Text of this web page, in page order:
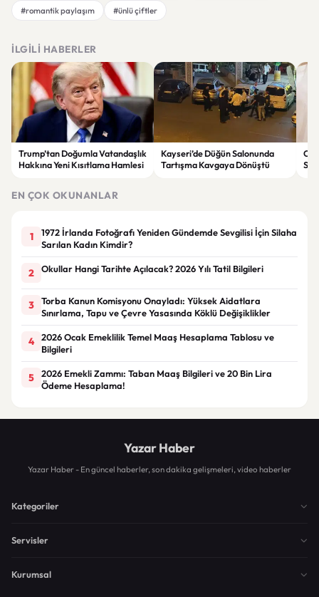
#romantik paylaşım
#ünlü çiftler
İLGILI HABERLER
Trump’tan Doğumla Vatandaşlık
Hakkına Yeni Kısıtlama Hamlesi
Kayseri’de Düğün Salonunda
Tartışma Kavgaya Dönüştü
Cilt
EN ÇOK OKUNANLAR
1
1972 İrlanda Fotoğrafı Yeniden Gündemde Sevgilisi İçin Silaha
Sarılan Kadın Kimdir?
2 Okullar Hangi Tarihte Açılacak? 2026 Yılı Tatil Bilgileri
3
Torba Kanun Komisyonu Onayladı: Yüksek Aidatlara
Sınırlama, Tapu ve Çevre Yasasında Köklü Değişiklikler
4
2026 Ocak Emeklilik Temel Maaş Hesaplama Tablosu ve
Bilgileri
5
2026 Emekli Zammı: Taban Maaş Bilgileri ve 20 Bin Lira
Ödeme Hesaplama!
Yazar Haber
Yazar Haber - En güncel haberler, son dakika gelişmeleri, video haberler
Kategoriler
Servisler
Kurumsal